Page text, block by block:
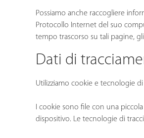
Possiamo anche raccogliere
Protocollo Internet del suo
tempo trascorso su tali pagine,
Dati di
Utilizziamo cookie e tecnologie
I cookie sono file con una
dispositivo. Le tecnologie di